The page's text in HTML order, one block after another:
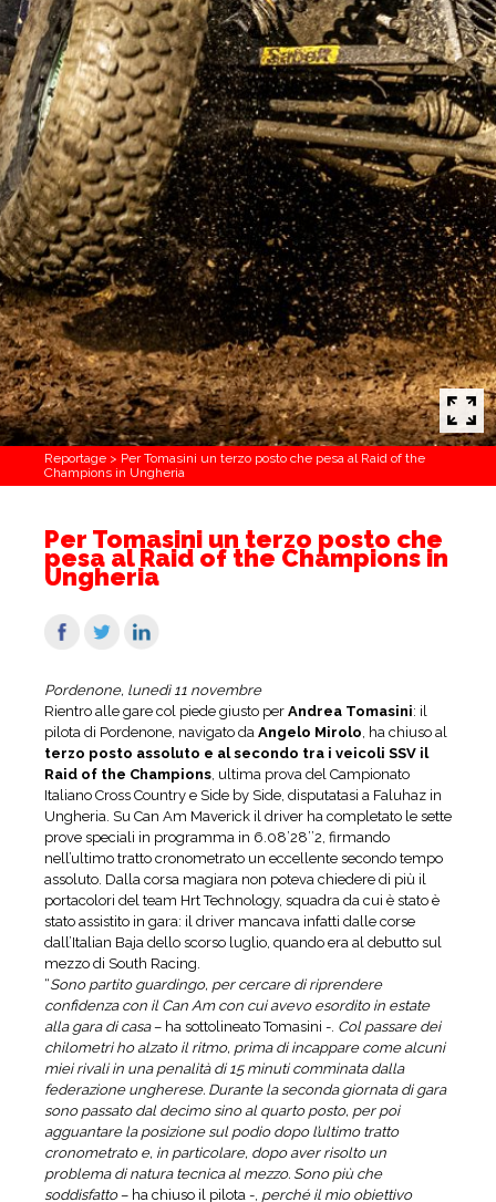
Reportage > Per Tomasini un terzo posto che pesa al Raid of the
Champions in Ungheria
Per Tomasini un terzo posto che
pesa al Raid of the Champions in
Ungheria
Pordenone, lunedì 11 novembre
Rientro alle gare col piede giusto per Andrea Tomasini: il
pilota di Pordenone, navigato da Angelo Mirolo, ha chiuso al
terzo posto assoluto e al secondo tra i veicoli SSV il
Raid of the Champions, ultima prova del Campionato
Italiano Cross Country e Side by Side, disputatasi a Faluhaz in
Ungheria. Su Can Am Maverick il driver ha completato le sette
prove speciali in programma in 6.08’28’’2, firmando
nell’ultimo tratto cronometrato un eccellente secondo tempo
assoluto. Dalla corsa magiara non poteva chiedere di più il
portacolori del team Hrt Technology, squadra da cui è stato è
stato assistito in gara: il driver mancava infatti dalle corse
dall’Italian Baja dello scorso luglio, quando era al debutto sul
mezzo di South Racing.
“Sono partito guardingo, per cercare di riprendere
confidenza con il Can Am con cui avevo esordito in estate
alla gara di casa– ha sottolineato Tomasini -. Col passare dei
chilometri ho alzato il ritmo, prima di incappare come alcuni
miei rivali in una penalità di 15 minuti comminata dalla
federazione ungherese. Durante la seconda giornata di gara
sono passato dal decimo sino al quarto posto, per poi
agguantare la posizione sul podio dopo l’ultimo tratto
cronometrato e, in particolare, dopo aver risolto un
problema di natura tecnica al mezzo. Sono più che
soddisfatto– ha chiuso il pilota -, perché il mio obiettivo